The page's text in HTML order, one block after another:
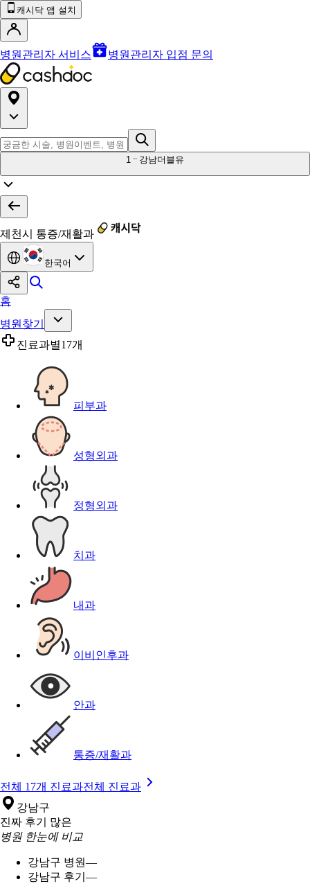
캐시닥 앱 설치
병원관리자 서비스 병원관리자 입점 문의
1 강남더블유
제천시 통증/재활과
한국어
홈
병원찾기
진료과별17개
피부과
성형외과
정형외과
치과
내과
이비인후과
안과
통증/재활과
전체 17개 진료과전체 진료과
강남구
진짜 후기 많은
병원 한눈에 비교
강남구 병원—
강남구 후기 —